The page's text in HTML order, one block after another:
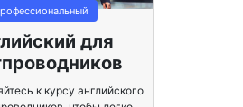
для
к курсу английского